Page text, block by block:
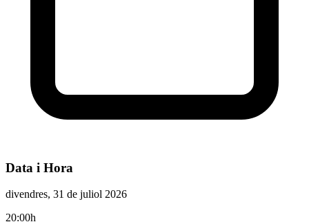
Data i Hora
divendres, 31 de juliol 2026
20:00h